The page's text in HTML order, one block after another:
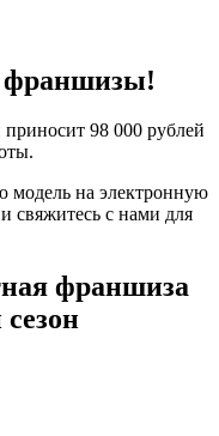
франшизы!
98 000 рублей
модель на электронную
свяжитесь с нами для
франшиза